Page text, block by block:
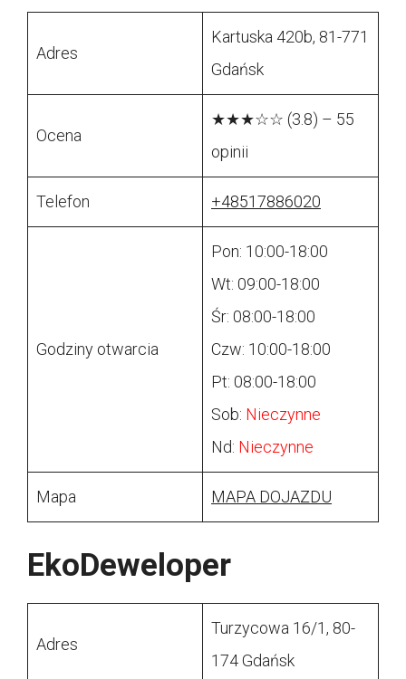
Adres
Kartuska 420b, 81-771
Gdańsk
Ocena
★★★☆☆ (3.8) – 55
opinii
Telefon +48517886020
Godziny otwarcia
Pon: 10:00-18:00
Wt: 09:00-18:00
Śr: 08:00-18:00
Czw: 10:00-18:00
Pt: 08:00-18:00
Sob: Nieczynne
Nd: Nieczynne
Mapa MAPA DOJAZDU
EkoDeweloper
Adres
Turzycowa 16/1, 80-
174 Gdańsk